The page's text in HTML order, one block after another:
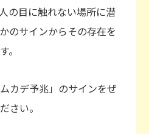
の目に触れない場所に潜
のサインからその存在を
。
カデ予兆」のサインをぜ
さい。